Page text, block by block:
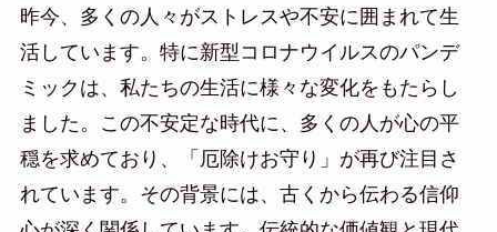
昨今、多くの人々がストレスや不安に囲まれて生
活しています。特に新型コロナウイルスのパンデ
ミックは、私たちの生活に様々な変化をもたらし
ました。この不安定な時代に、多くの人が心の平
穏を求めており、「厄除けお守り」が再び注目さ
れています。その背景には、古くから伝わる信仰